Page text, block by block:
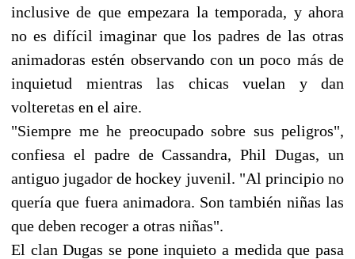
inclusive de que empezara la temporada, y ahora
no es difícil imaginar que los padres de las otras
animadoras estén observando con un poco más de
inquietud mientras las chicas vuelan y dan
volteretas en el aire.
"Siempre me he preocupado sobre sus peligros",
confiesa el padre de Cassandra, Phil Dugas, un
antiguo jugador de hockey juvenil. "Al principio no
quería que fuera animadora. Son también niñas las
que deben recoger a otras niñas".
El clan Dugas se pone inquieto a medida que pasa